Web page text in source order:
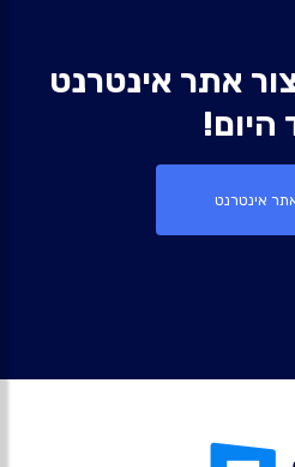
אתר אינטרנט
היום!
אינטרנט